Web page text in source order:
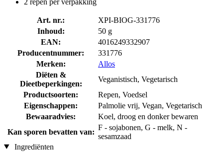
Art. nr.:
XPI-BIOG-331776
Inhoud:
50 g
EAN:
4016249332907
Producentnummer:
331776
Merken:
Allos
Diëten &
Dieetbeperkingen:
Veganistisch, Vegetarisch
Productsoorten:
Repen, Voedsel
Eigenschappen:
Palmolie vrij, Vegan, Vegetarisch
Bewaaradvies:
Koel, droog en donker bewaren
Kan sporen bevatten van:
F - sojabonen, G - melk, N -
sesamzaad
Ingrediënten